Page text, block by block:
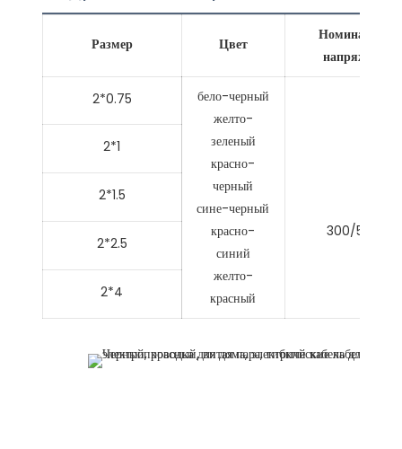
Размер Цвет
Номинальное
напряжение
2*0.75
бело-черный
желто-
зеленый
красно-
черный
сине-черный
красно-
синий
желто-
красный
300/500V
2*1
2*1.5
2*2.5
2*4